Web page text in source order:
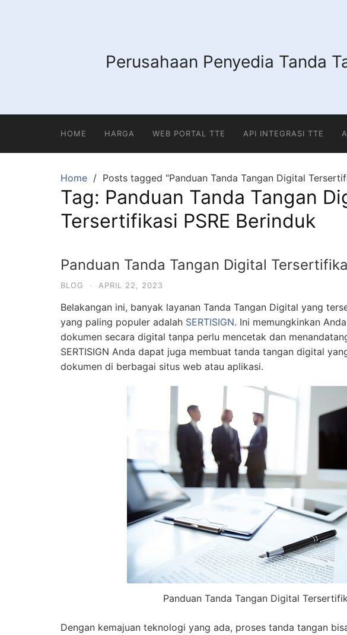
Perusahaan Penyedia Tanda
HOME HARGA WEB PORTAL TTE API INTEGRASI TTE
Home Posts tagged “Panduan Tanda Tangan Digital
Tag: Panduan Tanda Tangan
Tersertifikasi PSRE Berinduk
Panduan Tanda Tangan Digital
BLOG · APRIL 22, 2023
Belakangan ini, banyak layanan Tanda Tangan Digital yang
yang paling populer adalah SERTISIGN. Ini memungkinkan
dokumen secara digital tanpa perlu mencetak dan
SERTISIGN Anda dapat juga membuat tanda tangan digital
dokumen di berbagai situs web atau aplikasi.
Panduan Tanda Tangan Digital
Dengan kemajuan teknologi yang ada, proses tanda tangan